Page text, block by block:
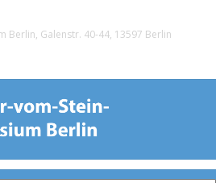
Berlin, Galenstr. 40-44, 13597 Berlin